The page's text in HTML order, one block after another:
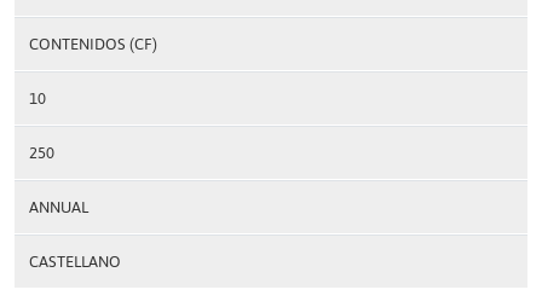
CONTENIDOS (CF)
10
250
ANNUAL
CASTELLANO